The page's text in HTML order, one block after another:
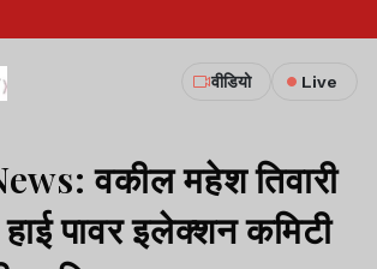
वीडियो Live
वकील महेश तिवारी
पावर इलेक्शन कमिटी